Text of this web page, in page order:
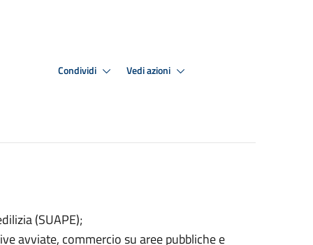
Condividi Vedi azioni
(SUAPE);
avviate, commercio su aree pubbliche e